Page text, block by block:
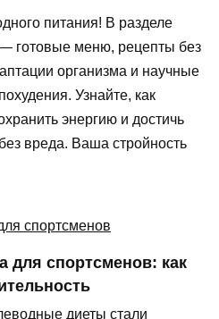
питания! В разделе
готовые меню, рецепты без
организма и научные
Узнайте, как
энергию и достичь
вреда. Ваша стройность
для спортсменов: как
диеты стали